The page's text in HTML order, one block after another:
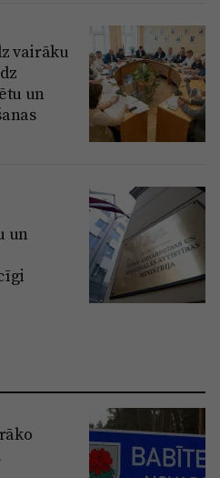
Pārredzamības paziņojumi
Sludinājumi
vairāku
un
un